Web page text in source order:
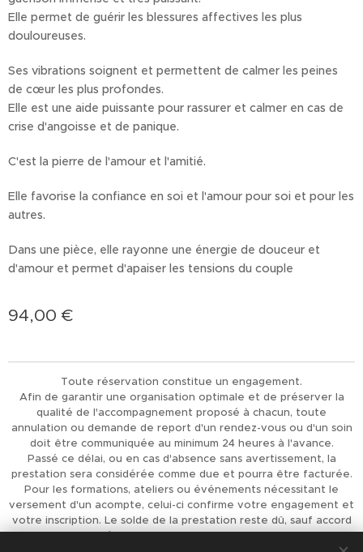
Elle permet de guérir les blessures affectives les plus
douloureuses.
Ses vibrations soignent et permettent de calmer les peines
de cœur les plus profondes.
Elle est une aide puissante pour rassurer et calmer en cas de
crise d'angoisse et de panique.
C'est la pierre de l'amour et l'amitié.
Elle favorise la confiance en soi et l'amour pour soi et pour les
autres.
Dans une pièce, elle rayonne une énergie de douceur et
d'amour et permet d'apaiser les tensions du couple
94,00 €
Toute réservation constitue un engagement.
Afin de garantir une organisation optimale et de préserver la
qualité de l'accompagnement proposé à chacun, toute
annulation ou demande de report d'un rendez-vous ou d'un soin
doit être communiquée au minimum 24 heures à l'avance.
Passé ce délai, ou en cas d'absence sans avertissement, la
prestation sera considérée comme due et pourra être facturée.
Pour les formations, ateliers ou événements nécessitant le
versement d'un acompte, celui-ci confirme votre engagement et
votre inscription. Le solde de la prestation reste dû, sauf accord
préalable de L'Univers d'Achaiah.